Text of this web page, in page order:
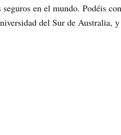
en el mundo. Podéis
del Sur de Australia,